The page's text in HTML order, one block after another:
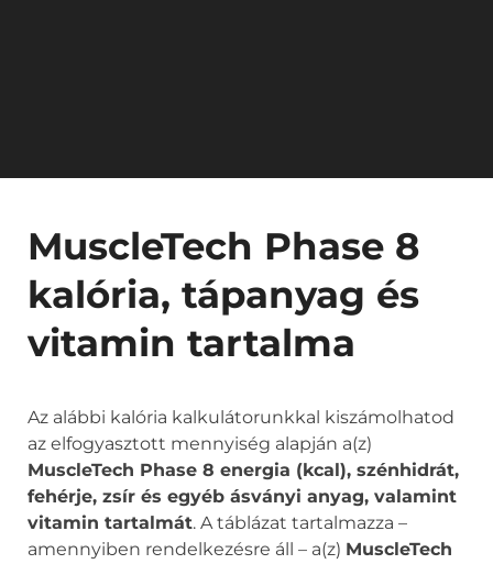
MuscleTech Phase 8
kalória, tápanyag és
vitamin tartalma
Az alábbi kalória kalkulátorunkkal kiszámolhatod
az elfogyasztott mennyiség alapján a(z)
MuscleTech Phase 8 energia (kcal), szénhidrát,
fehérje, zsír és egyéb ásványi anyag, valamint
vitamin tartalmát. A táblázat tartalmazza –
amennyiben rendelkezésre áll – a(z) MuscleTech